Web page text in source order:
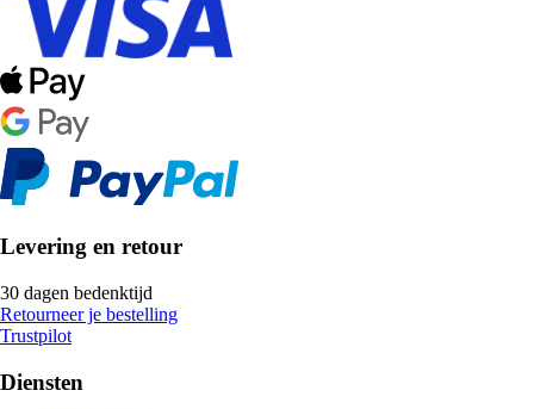
Levering en retour
30 dagen bedenktijd
Retourneer je bestelling
Trustpilot
Diensten